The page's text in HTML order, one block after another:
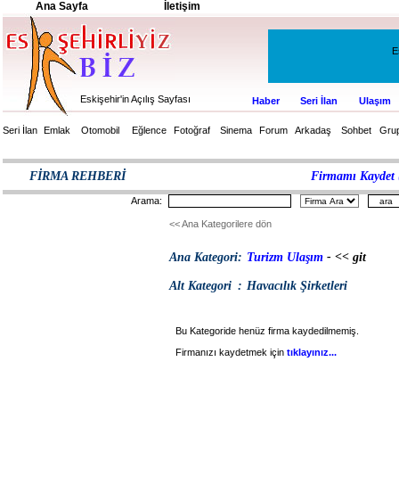
Ana Sayfa İletişim
Eskişehir'in Açılış Sayfası Haber Seri İlan Ulaşım
Seri İlan Emlak Otomobil Eğlence Fotoğraf Sinema Forum Arkadaş Sohbet
FİRMA REHBERİ Firmamı Kaydet
Arama:
<< Ana Kategorilere dön
Ana Kategori: Turizm Ulaşım - << git
Alt Kategori : Havacılık Şirketleri
Bu Kategoride henüz firma kaydedilmemiş.
Firmanızı kaydetmek için tıklayınız...